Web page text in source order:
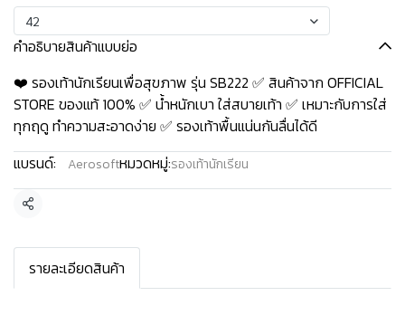
42
คำอธิบายสินค้าแบบย่อ
❤️ รองเท้านักเรียนเพื่อสุขภาพ รุ่น SB222 ✅ สินค้าจาก OFFICIAL
STORE ของแท้ 100% ✅ น้ำหนักเบา ใส่สบายเท้า ✅ เหมาะกับการใส่
ทุกฤดู ทำความสะอาดง่าย ✅ รองเท้าพื้นแน่นกันลื่นได้ดี
แบรนด์:
Aerosoftหมวดหมู่:รองเท้านักเรียน
แชร์
รายละเอียดสินค้า